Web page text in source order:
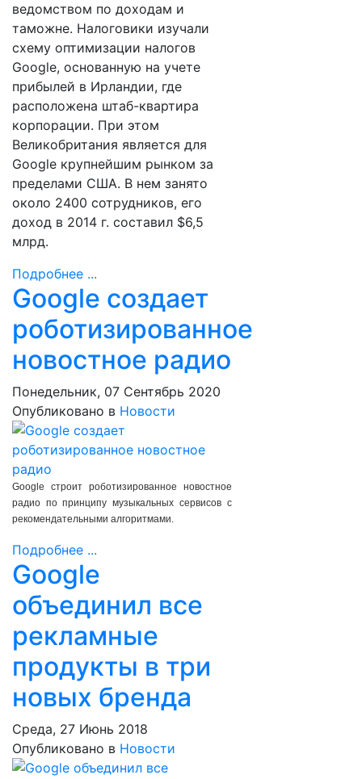
ведомством по доходам и
таможне. Налоговики изучали
схему оптимизации налогов
Google, основанную на учете
прибылей в Ирландии, где
расположена штаб-квартира
корпорации. При этом
Великобритания является для
Google крупнейшим рынком за
пределами США. В нем занято
около 2400 сотрудников, его
доход в 2014 г. составил $6,5
млрд.
Подробнее ...
Google создает
роботизированное
новостное радио
Понедельник, 07 Сентябрь 2020
Опубликовано в Новости
Google строит роботизированное новостное
радио по принципу музыкальных сервисов с
рекомендательными алгоритмами.
Подробнее ...
Google
объединил все
рекламные
продукты в три
новых бренда
Среда, 27 Июнь 2018
Опубликовано в Новости